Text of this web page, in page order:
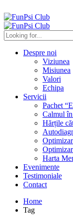
Despre noi
Viziunea
Misiunea
Valori
Echipa
Servicii
Pachet
Calmul
Hărțile
Harta
Evenimente
Testimoniale
Contact
Home
Tag